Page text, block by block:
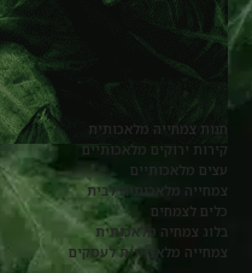
חנות צמחייה מלאכותית
קירות ירוקים מלאכותיים
עצים מלאכותיים
צמחייה מלאכותית לבית
כלים לצמחים
בלוג צמחיה מלאכותית
צמחייה מלאכותית לעסקים